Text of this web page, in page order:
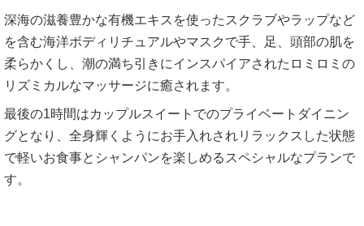
深海の滋養豊かな有機エキスを使ったスクラブやラップなど
を含む海洋ボディリチュアルやマスクで手、足、頭部の肌を
柔らかくし、潮の満ち引きにインスパイアされたロミロミの
リズミカルなマッサージに癒されます。
最後の1時間はカップルスイートでのプライベートダイニン
グとなり、全身輝くようにお手入れされリラックスした状態
で軽いお食事とシャンパンを楽しめるスペシャルなプランで
す。